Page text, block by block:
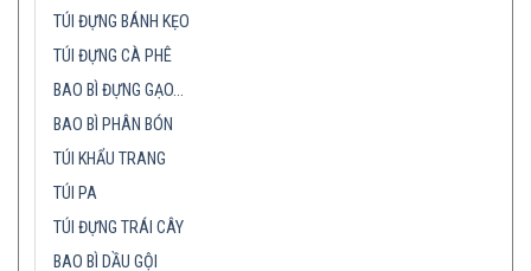
TÚI ĐỰNG BÁNH KẸO
TÚI ĐỰNG CÀ PHÊ
BAO BÌ ĐỰNG GẠO…
BAO BÌ PHÂN BÓN
TÚI KHẨU TRANG
TÚI PA
TÚI ĐỰNG TRÁI CÂY
BAO BÌ DẦU GỘI